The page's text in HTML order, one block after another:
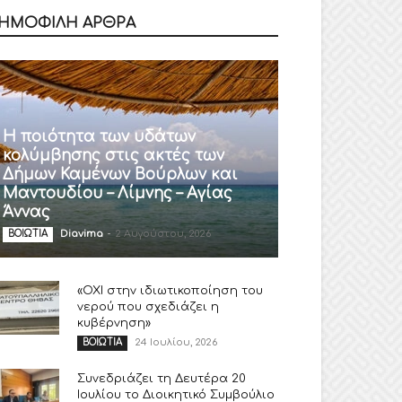
ΑΡΘΡΑ
Η ποιότητα των υδάτων
κολύμβησης στις ακτές των
Δήμων Καμένων Βούρλων και
Μαντουδίου – Λίμνης – Αγίας
Άννας
ΒΟΙΩΤΙΑ Diavima - 2 Αυγούστου, 2026
«ΟΧΙ στην ιδιωτικοποίηση του
νερού που σχεδιάζει η
κυβέρνηση»
ΒΟΙΩΤΙΑ 24 Ιουλίου, 2026
Συνεδριάζει τη Δευτέρα 20
Ιουλίου το Διοικητικό Συμβούλιο